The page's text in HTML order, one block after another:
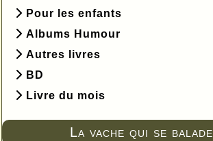
Pour les enfants
Albums Humour
Autres livres
BD
Livre du mois
La vache qui se balade